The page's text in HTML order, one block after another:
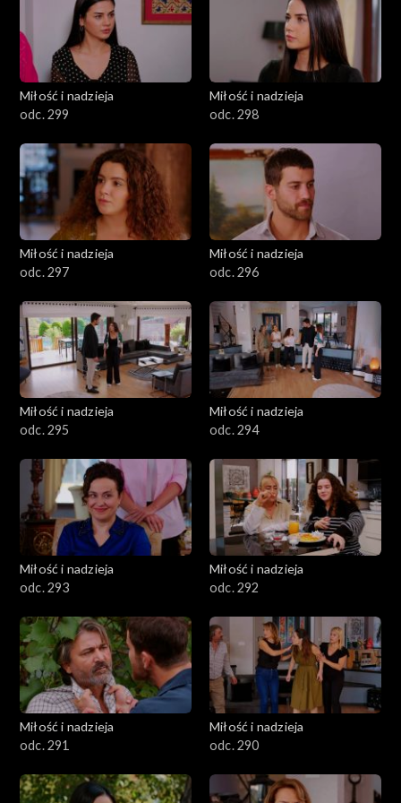
Miłość i nadzieja
odc. 299
Miłość i nadzieja
odc. 298
Miłość i nadzieja
odc. 297
Miłość i nadzieja
odc. 296
Miłość i nadzieja
odc. 295
Miłość i nadzieja
odc. 294
Miłość i nadzieja
odc. 293
Miłość i nadzieja
odc. 292
Miłość i nadzieja
odc. 291
Miłość i nadzieja
odc. 290